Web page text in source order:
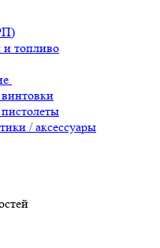
топливо
/ аксессуары